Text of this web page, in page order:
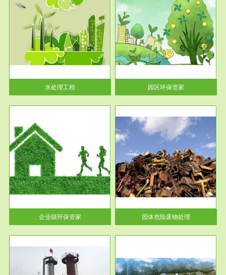
水处理工程
服务范围
园区环保管家
2016 年 4 月，环保部下发《关
于积极发挥环境保护作用促进供
给侧结...
园区环保管家
企业级环保管家
服务范围
固体危险废物处理
固体废物解释：固体废物是指人
们在生产建设、日常生活和其他
活动中...
固体危险废物处理
服务范围